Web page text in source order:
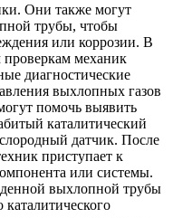
Они также могут
трубы, чтобы
или коррозии. В
механик
диагностические
выхлопных газов
помочь выявить
каталитический
датчик. После
приступает к
или системы.
выхлопной трубы